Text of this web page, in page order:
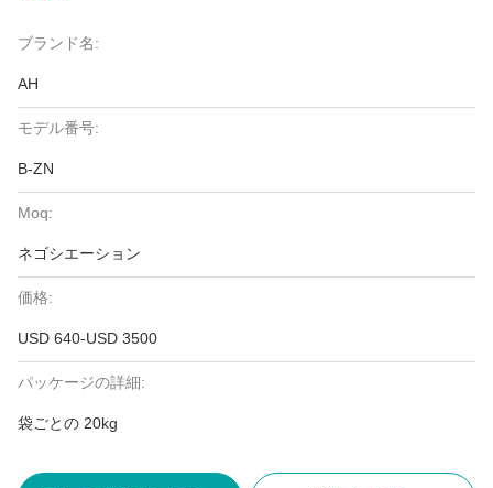
ブランド名:
AH
モデル番号:
B-ZN
Moq:
ネゴシエーション
価格:
USD 640-USD 3500
パッケージの詳細:
袋ごとの 20kg